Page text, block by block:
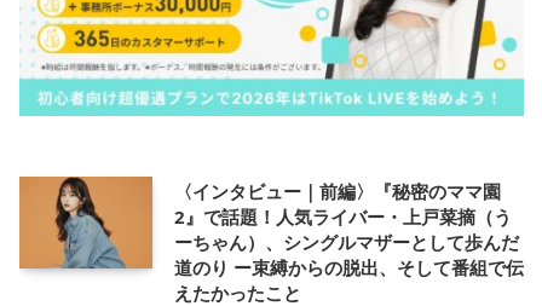
〈インタビュー｜前編〉『秘密のママ園
2』で話題！人気ライバー・上戸菜摘（う
ーちゃん）、シングルマザーとして歩んだ
道のり ー束縛からの脱出、そして番組で伝
えたかったこと